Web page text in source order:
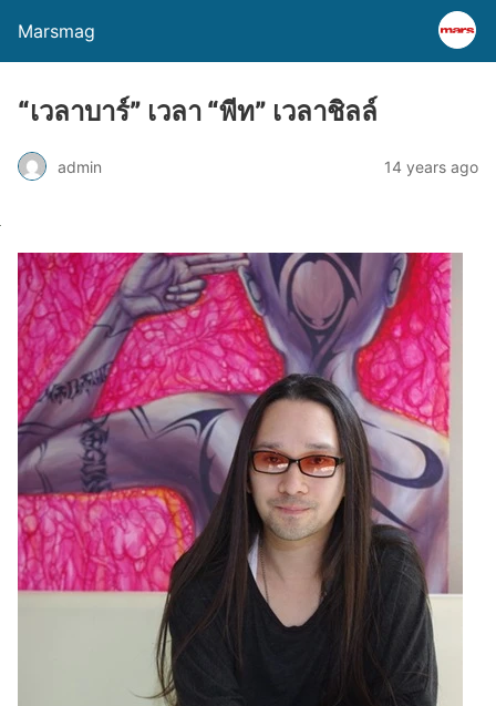
Marsmag
“เวลาบาร์” เวลา “พีท” เวลาชิลล์
admin 14 years ago